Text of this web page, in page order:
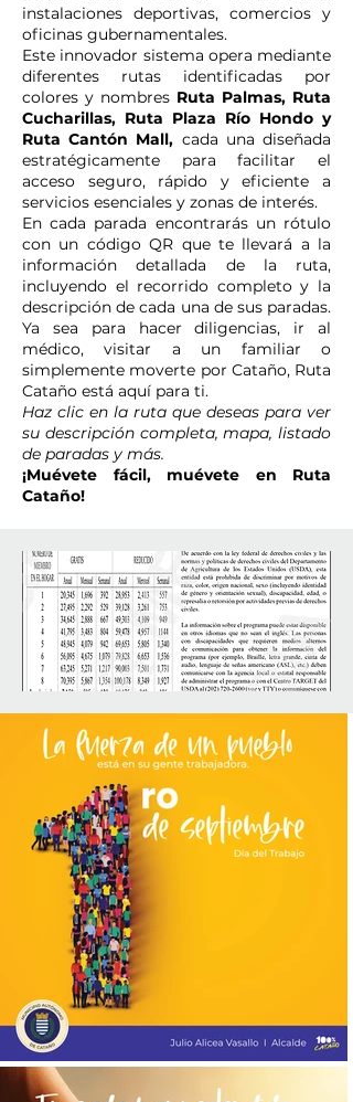
instalaciones deportivas, comercios y
oficinas gubernamentales.
Este innovador sistema opera mediante
diferentes rutas identificadas por
colores y nombres Ruta Palmas, Ruta
Cucharillas, Ruta Plaza Río Hondo y
Ruta Cantón Mall, cada una diseñada
estratégicamente para facilitar el
acceso seguro, rápido y eficiente a
servicios esenciales y zonas de interés.
En cada parada encontrarás un rótulo
con un código QR que te llevará a la
información detallada de la ruta,
incluyendo el recorrido completo y la
descripción de cada una de sus paradas.
Ya sea para hacer diligencias, ir al
médico, visitar a un familiar o
simplemente moverte por Cataño, Ruta
Cataño está aquí para ti.
Haz clic en la ruta que deseas para ver
su descripción completa, mapa, listado
de paradas y más.
¡Muévete fácil, muévete en Ruta
Cataño!